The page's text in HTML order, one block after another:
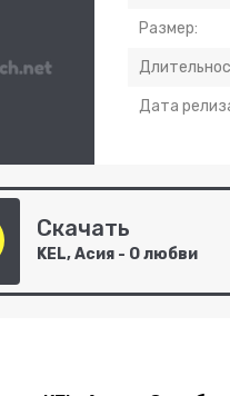
Размер:
Дата
Скачать
KEL, Асия - О любви